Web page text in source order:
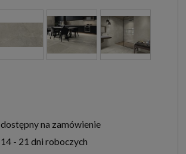
dostępny na zamówienie
14 - 21 dni roboczych